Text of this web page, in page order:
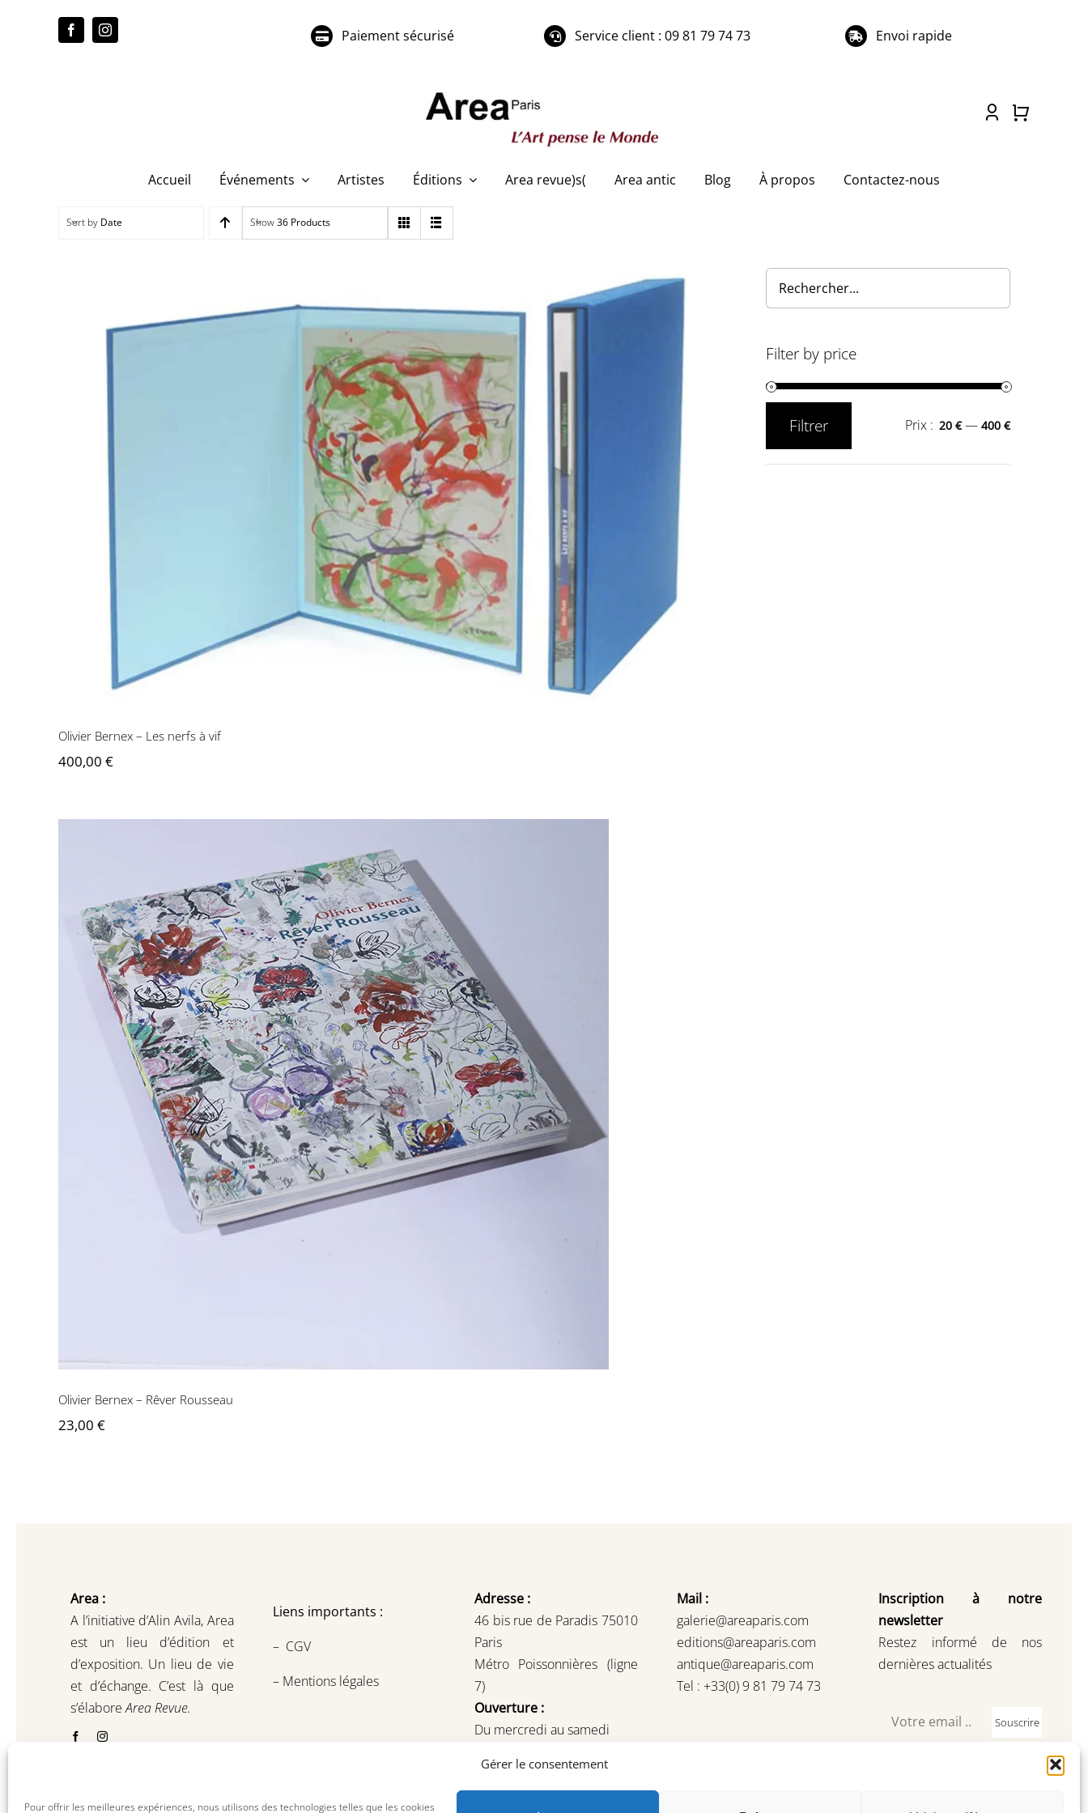
Gérer le consentement
Pour offrir les meilleures expériences, nous utilisons des technologies telles que les cookies
Paiement sécurisé Service client : 09 81 79 74 73 Envoi rapide
Accueil Événements Artistes Éditions Area revue)s( Area antic Blog À propos Contactez-nous
Sort by Date Show36 Products
Olivier Bernex – Les nerfs à vif
Olivier Bernex – Les nerfs à vif
400,00 €
Olivier Bernex – Rêver Rousseau
Olivier Bernex – Rêver Rousseau
23,00 €
Filter by price
Filtrer Prix : 20 €— 400 €
Area :
A l’initiative d’Alin Avila, Area
est un lieu d’édition et
d’exposition. Un lieu de vie
et d’échange. C’est là que
s’élaboreArea Revue.
Liens importants :
– CGV
–Mentions légales
Adresse :
46 bis rue de Paradis 75010
Paris
Métro Poissonnières (ligne
7)
Ouverture :
Du mercredi au samedi
ou sur rendez-vous
Mail :
galerie@areaparis.com
editions@areaparis.com
antique@areaparis.com
Tel : +33(0) 9 81 79 74 73
Inscription à notre
newsletter
Restez informé de nos
dernières actualités
Souscrire